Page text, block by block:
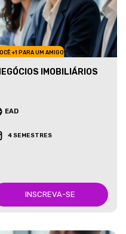
+1 PARA UM AMIGO
IMOBILIÁRIOS
EAD
4 SEMESTRES
INSCREVA-SE